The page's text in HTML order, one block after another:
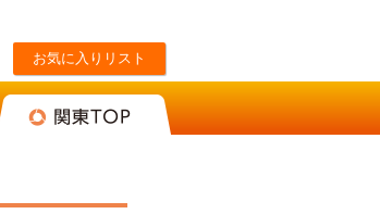
お気に入りリスト
TOP